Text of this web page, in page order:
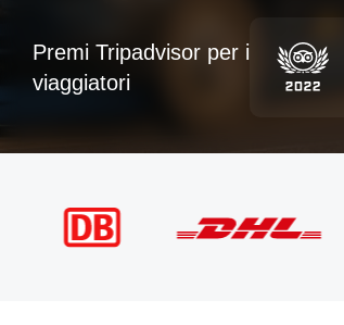
Premi Tripadvisor per i
viaggiatori